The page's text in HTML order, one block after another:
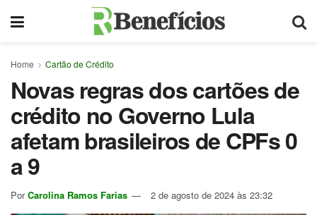
Home Cartão de Crédito
Novas regras dos cartões de
crédito no Governo Lula
afetam brasileiros de CPFs 0
a 9
Por Carolina Ramos Farias 2 de agosto de 2024 às 23:32